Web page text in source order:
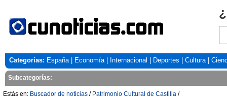
Categorías: España| Economía| Internacional Deportes Cultura|
Subcategorías:
Estás en: Buscador de noticias / Patrimonio Cultural de Castilla /